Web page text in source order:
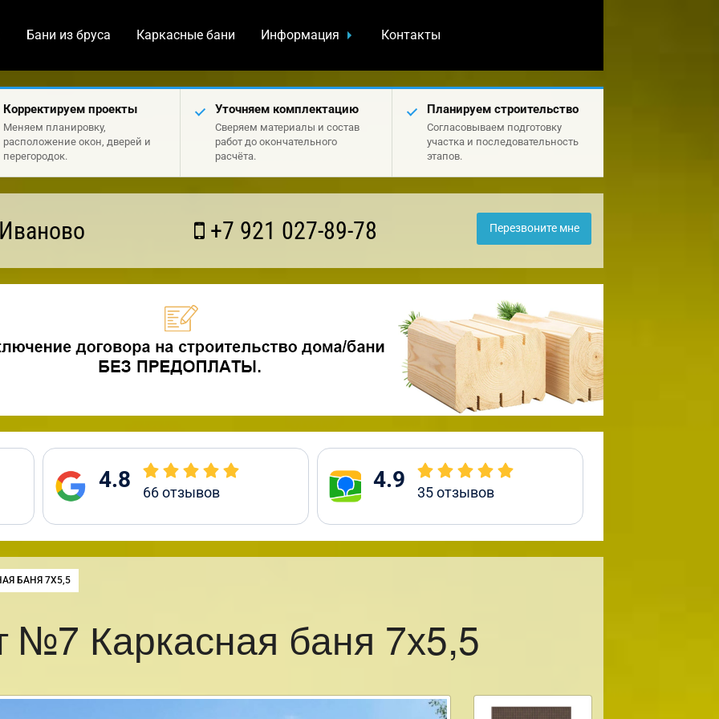
Бани из бруса Каркасные бани Информация Контакты
Корректируем проекты
Меняем планировку,
расположение окон, дверей и
перегородок.
Уточняем комплектацию
Сверяем материалы и состав
работ до окончательного
расчёта.
Планируем строительство
Согласовываем подготовку
участка и последовательность
этапов.
+7 921 027-89-78 Перезвоните мне
4.8 66отзывов 4.9 35отзывов
БАНЯ 7Х5,5
№7 Каркасная баня 7х5,5